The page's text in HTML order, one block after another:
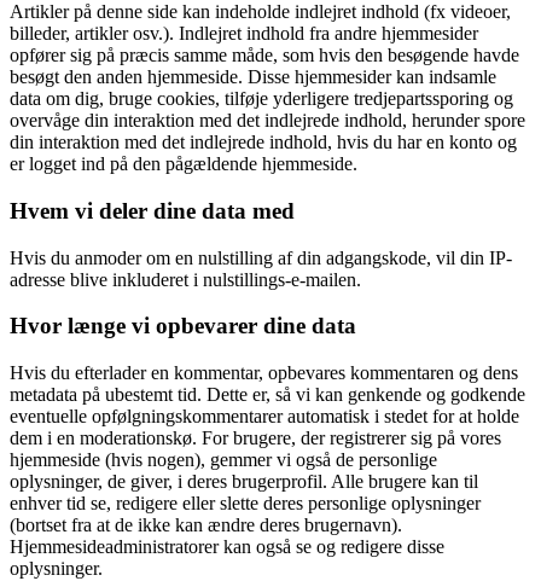
Artikler på denne side kan indeholde indlejret indhold (fx videoer,
billeder, artikler osv.). Indlejret indhold fra andre hjemmesider
opfører sig på præcis samme måde, som hvis den besøgende havde
besøgt den anden hjemmeside. Disse hjemmesider kan indsamle
data om dig, bruge cookies, tilføje yderligere tredjepartssporing og
overvåge din interaktion med det indlejrede indhold, herunder spore
din interaktion med det indlejrede indhold, hvis du har en konto og
er logget ind på den pågældende hjemmeside.
Hvem vi deler dine data med
Hvis du anmoder om en nulstilling af din adgangskode, vil din IP-
adresse blive inkluderet i nulstillings-e-mailen.
Hvor længe vi opbevarer dine data
Hvis du efterlader en kommentar, opbevares kommentaren og dens
metadata på ubestemt tid. Dette er, så vi kan genkende og godkende
eventuelle opfølgningskommentarer automatisk i stedet for at holde
dem i en moderationskø. For brugere, der registrerer sig på vores
hjemmeside (hvis nogen), gemmer vi også de personlige
oplysninger, de giver, i deres brugerprofil. Alle brugere kan til
enhver tid se, redigere eller slette deres personlige oplysninger
(bortset fra at de ikke kan ændre deres brugernavn).
Hjemmesideadministratorer kan også se og redigere disse
oplysninger.